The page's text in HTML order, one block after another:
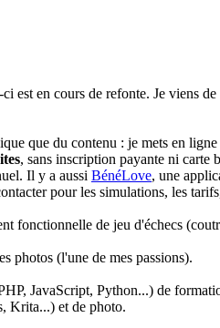
est en cours de refonte. Je viens
que du contenu : je mets en
, sans inscription payante ni carte
Il y a aussi BénéLove, une
pour les simulations, les
fonctionnelle de jeu d'échecs
photos (l'une de mes passions).
JavaScript, Python...) de
Krita...) et de photo.